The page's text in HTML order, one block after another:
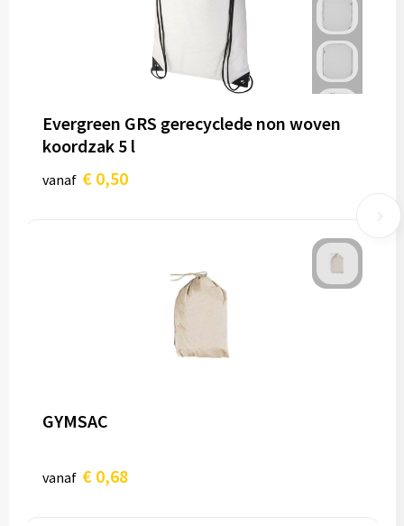
Evergreen GRS gerecyclede non woven
koordzak 5 l
vanaf € 0,50
GYMSAC
vanaf € 0,68